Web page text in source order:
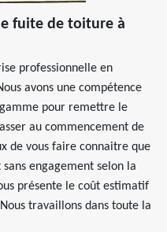
fuite de toiture à
professionnelle en
avons une compétence
pour remettre le
au commencement de
de vous faire connaitre que
engagement selon la
présente le coût estimatif
travaillons dans toute la